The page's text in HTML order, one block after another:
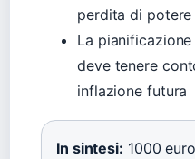
perdita di potere
La
deve tenere
inflazione futura
In sintesi: 1000